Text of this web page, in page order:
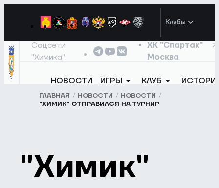
Клубы
Соцсети
"Химика":
ХК "Спартак"
Москва
НОВОСТИ ИГРЫ КЛУБ
ГЛАВНАЯ НОВОСТИ
НОВОСТИ
"ХИМИК" ОТПРАВИЛСЯ НА ТУРНИР
"Химик"